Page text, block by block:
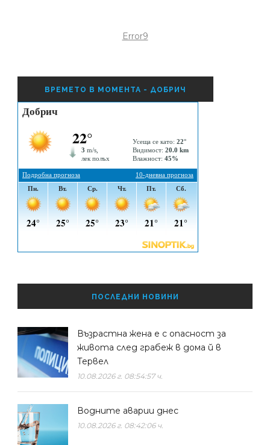
Error9
ВРЕМЕТО В МОМЕНТА - ДОБРИЧ
ПОСЛЕДНИ НОВИНИ
Възрастна жена е с опасност за
живота след грабеж в дома й в
Тервел
10.08.2026 г. 08:54:57 ч.
Водните аварии днес
10.08.2026 г. 08:42:06 ч.